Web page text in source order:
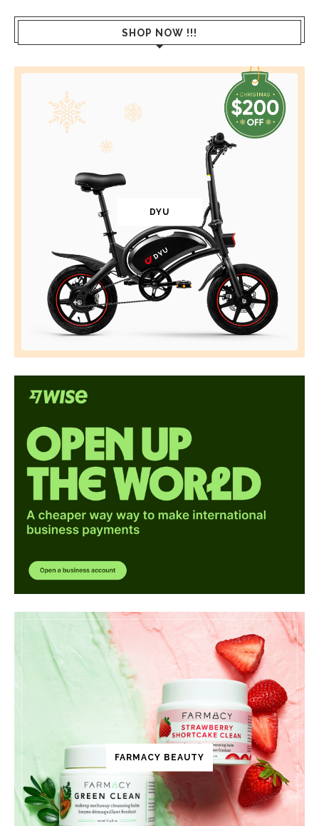
SHOP NOW !!!
DYU
FARMACY BEAUTY